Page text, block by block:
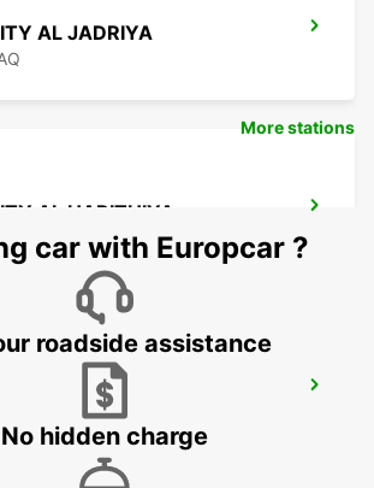
AL JADRIYA
AL HARITHIYA
SHUWAIKH
More stations
car with Europcar ?
roadside assistance
No hidden charge